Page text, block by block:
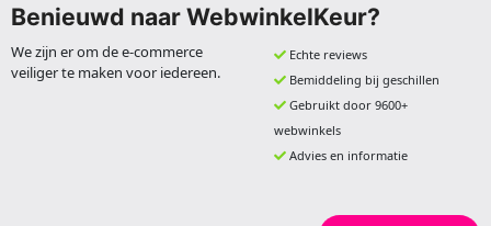
Benieuwd naar WebwinkelKeur?
We zijn er om de e-commerce
veiliger te maken voor iedereen.
Echte reviews
Bemiddeling bij geschillen
Gebruikt door 9600+
webwinkels
Advies en informatie